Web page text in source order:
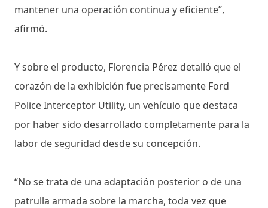
mantener una operación continua y eficiente”,
afirmó.
Y sobre el producto, Florencia Pérez detalló que el
corazón de la exhibición fue precisamente Ford
Police Interceptor Utility, un vehículo que destaca
por haber sido desarrollado completamente para la
labor de seguridad desde su concepción.
“No se trata de una adaptación posterior o de una
patrulla armada sobre la marcha, toda vez que